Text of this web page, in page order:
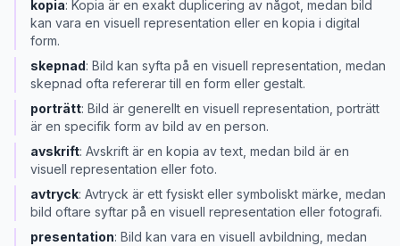
kopia: Kopia är en exakt duplicering av något, medan bild
kan vara en visuell representation eller en kopia i digital
form.
skepnad: Bild kan syfta på en visuell representation, medan
skepnad ofta refererar till en form eller gestalt.
porträtt: Bild är generellt en visuell representation, porträtt
är en specifik form av bild av en person.
avskrift: Avskrift är en kopia av text, medan bild är en
visuell representation eller foto.
avtryck: Avtryck är ett fysiskt eller symboliskt märke, medan
bild oftare syftar på en visuell representation eller fotografi.
presentation: Bild kan vara en visuell avbildning, medan